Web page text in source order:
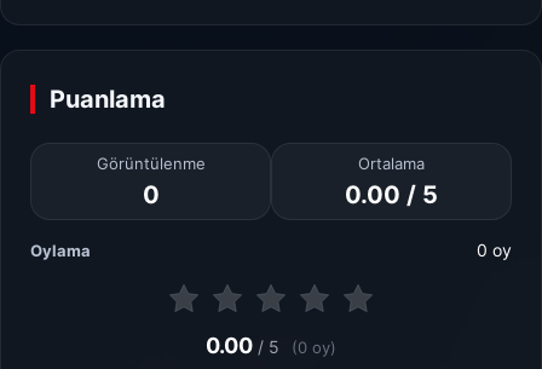
Puanlama
Görüntülenme
0
Ortalama
0.00 / 5
Oylama 0 oy
0.00 / 5 (0 oy)